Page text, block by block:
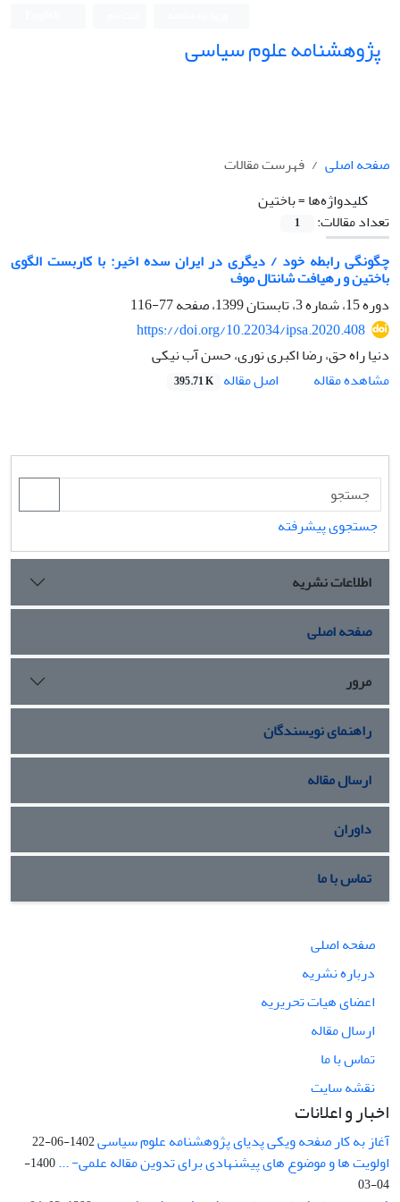
پژوهشنامه علوم سیاسی
صفحه اصلی
فهرست مقالات
کلیدواژه‌ها =باختین
تعداد مقالات:
1
چگونگی رابطه خود / دیگری در ایران سده اخیر: با کاربست الگوی
باختین و رهیافت شانتال موف
دوره 15، شماره 3، تابستان 1399، صفحه
77-116
https://doi.org/10.22034/ipsa.2020.408
دنیا راه حق، رضا اکبری نوری، حسن آب نیکی
مشاهده مقاله
اصل مقاله 395.71 K
جستجوی پیشرفته
اطلاعات نشریه
صفحه اصلی
مرور
راهنمای نویسندگان
ارسال مقاله
داوران
تماس با ما
صفحه اصلی
درباره نشریه
اعضای هیات تحریریه
ارسال مقاله
تماس با ما
نقشه سایت
اخبار و اعلانات
آغاز به کار صفحه ویکی پدیای پژوهشنامه علوم سیاسی1402-06-22
اولویت ها و موضوع های پیشنهادی برای تدوین مقاله علمی- ...
1400-
04-03